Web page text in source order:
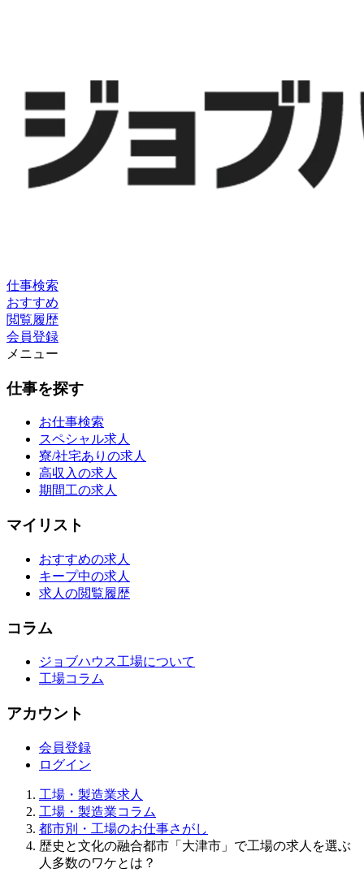
仕事検索
おすすめ
閲覧履歴
会員登録
メニュー
仕事を探す
お仕事検索
スペシャル求人
寮/社宅ありの求人
高収入の求人
期間工の求人
マイリスト
おすすめの求人
キープ中の求人
求人の閲覧履歴
コラム
ジョブハウス工場について
工場コラム
アカウント
会員登録
ログイン
工場・製造業求人
工場・製造業コラム
都市別・工場のお仕事さがし
歴史と文化の融合都市「大津市」で工場の求人を選ぶ
人多数のワケとは？